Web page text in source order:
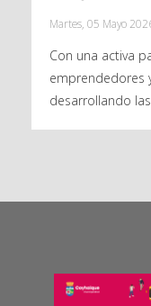
Martes, 05 Mayo
Con una activa
emprendedores
desarrollando